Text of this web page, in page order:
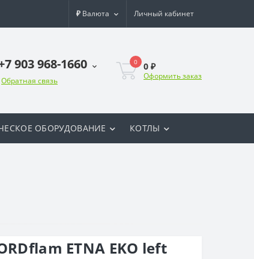
₽ Валюта Личный кабинет
903 968-1660
Обратная связь
0 0 ₽
Оформить заказ
ОБОРУДОВАНИЕ КОТЛЫ
ETNA EKO left